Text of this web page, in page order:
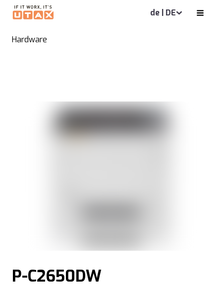
de | DE
Hardware
P-C2650DW